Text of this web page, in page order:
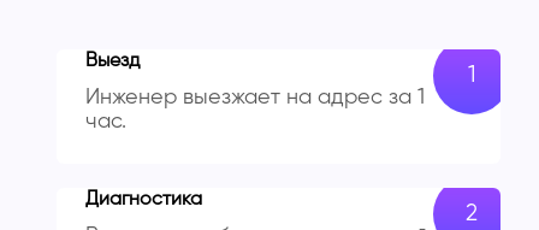
Выезд
Инженер выезжает на адрес за 1
час.
Диагностика